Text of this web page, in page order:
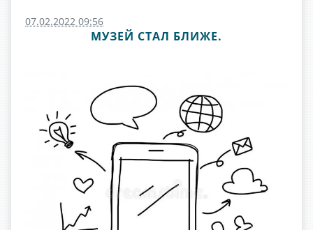
07.02.2022 09:56
МУЗЕЙ СТАЛ БЛИЖЕ.